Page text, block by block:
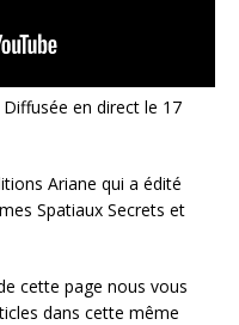
en direct le 17
Ariane qui a édité
Spatiaux Secrets et
cette page nous vous
dans cette même